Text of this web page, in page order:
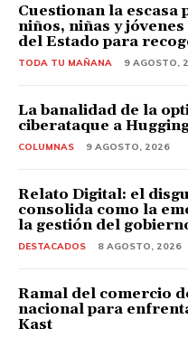
Cuestionan la escasa
niños, niñas y
del Estado para
TODA TU MAÑANA 9 AGOSTO,
La banalidad de la
ciberataque a
COLUMNAS 9 AGOSTO, 2026
Relato Digital: el
consolida como la
la gestión del
DESTACADOS 8 AGOSTO, 2026
Ramal del comercio
nacional para
Kast